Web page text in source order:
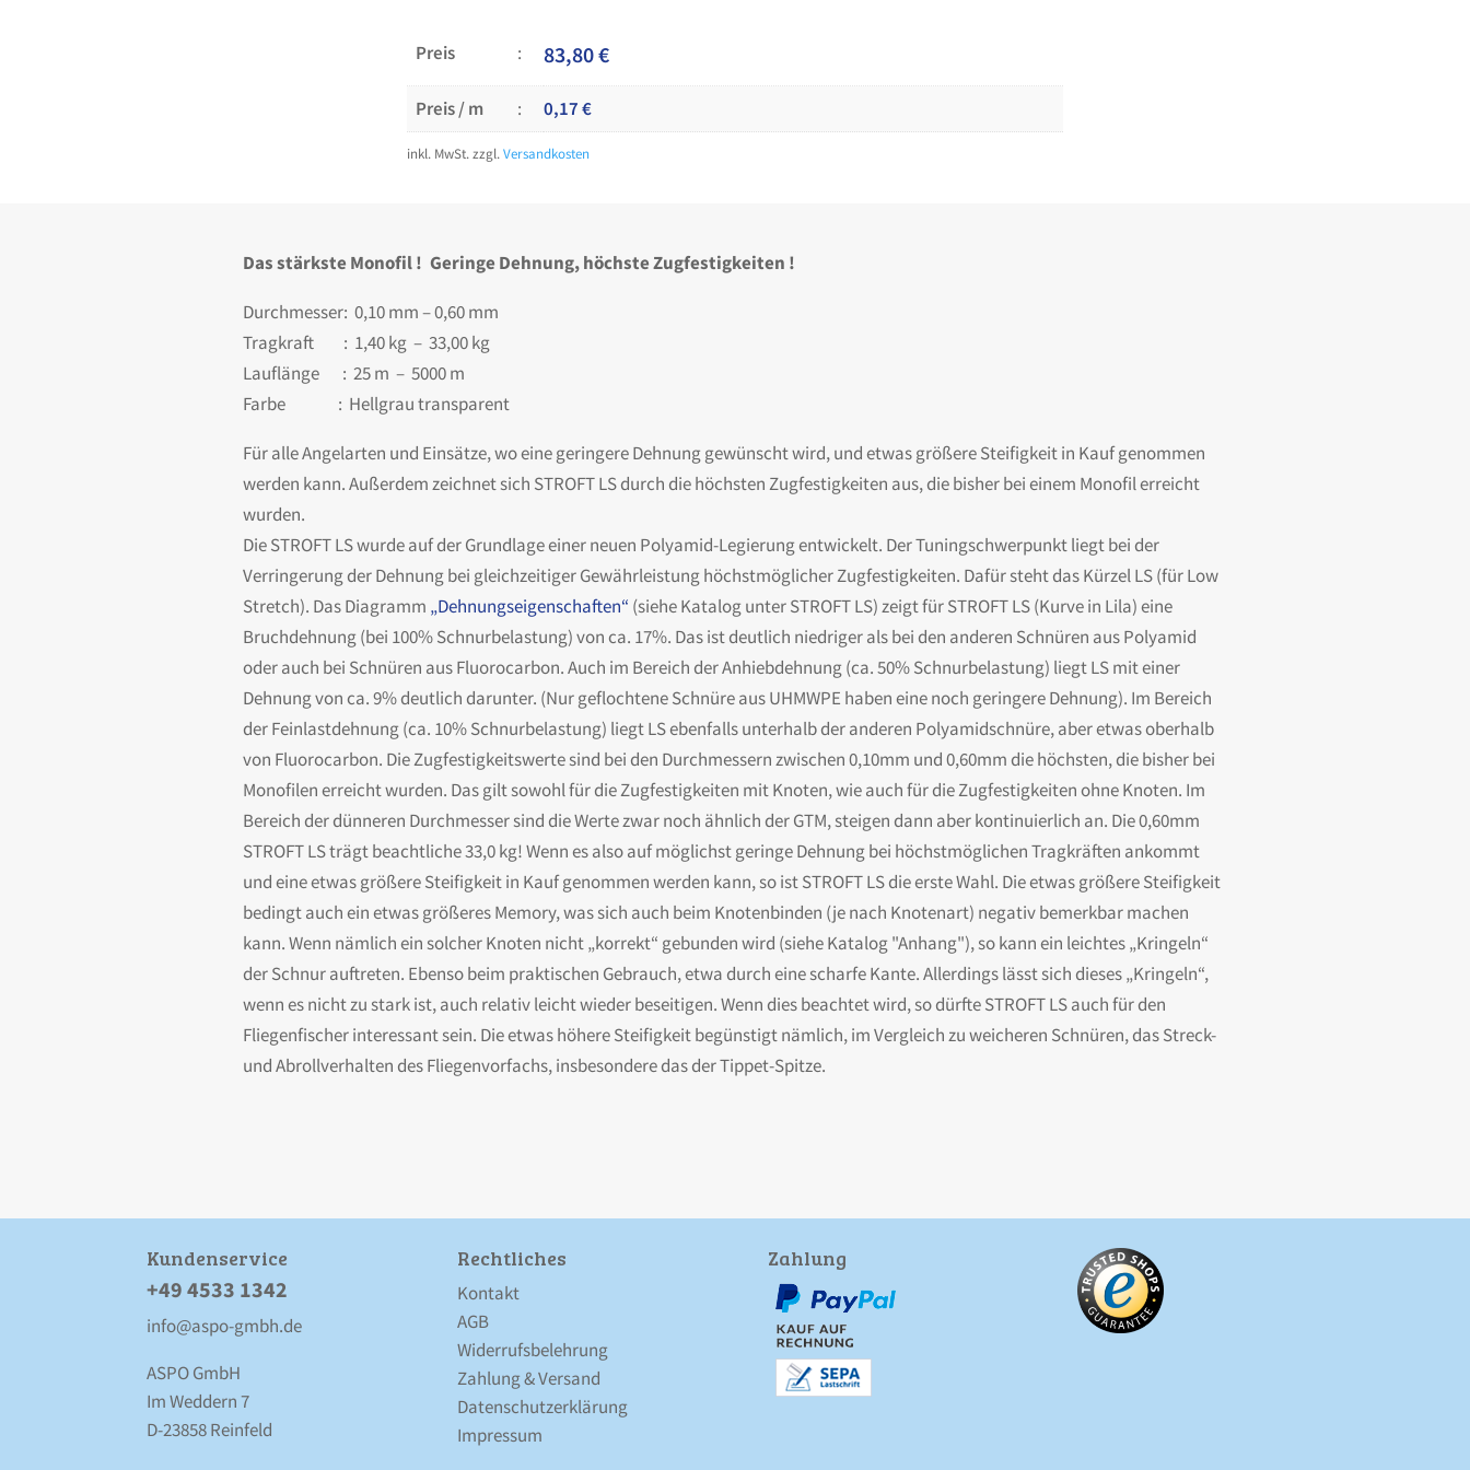
Preis 83,80€
Preis / m 0,17€
inkl. MwSt. zzgl. Versandkosten
Das stärkste Monofil ! Geringe Dehnung, höchste Zugfestigkeiten !
Durchmesser: 0,10 mm – 0,60 mm
Tragkraft : 1,40 kg – 33,00 kg
Lauflänge : 25 m – 5000 m
Farbe : Hellgrau transparent
Für alle Angelarten und Einsätze, wo eine geringere Dehnung gewünscht wird, und etwas größere Steifigkeit in Kauf genommen
werden kann. Außerdem zeichnet sich STROFT LS durch die höchsten Zugfestigkeiten aus, die bisher bei einem Monofil erreicht
wurden.
Die STROFT LS wurde auf der Grundlage einer neuen Polyamid-Legierung entwickelt. Der Tuningschwerpunkt liegt bei der
Verringerung der Dehnung bei gleichzeitiger Gewährleistung höchstmöglicher Zugfestigkeiten. Dafür steht das Kürzel LS (für Low
Stretch). Das Diagramm „Dehnungseigenschaften“ (siehe Katalog unter STROFT LS) zeigt für STROFT LS (Kurve in Lila) eine
Bruchdehnung (bei 100% Schnurbelastung) von ca. 17%. Das ist deutlich niedriger als bei den anderen Schnüren aus Polyamid
oder auch bei Schnüren aus Fluorocarbon. Auch im Bereich der Anhiebdehnung (ca. 50% Schnurbelastung) liegt LS mit einer
Dehnung von ca. 9% deutlich darunter. (Nur geflochtene Schnüre aus UHMWPE haben eine noch geringere Dehnung). Im Bereich
der Feinlastdehnung (ca. 10% Schnurbelastung) liegt LS ebenfalls unterhalb der anderen Polyamidschnüre, aber etwas oberhalb
von Fluorocarbon. Die Zugfestigkeitswerte sind bei den Durchmessern zwischen 0,10mm und 0,60mm die höchsten, die bisher bei
Monofilen erreicht wurden. Das gilt sowohl für die Zugfestigkeiten mit Knoten, wie auch für die Zugfestigkeiten ohne Knoten. Im
Bereich der dünneren Durchmesser sind die Werte zwar noch ähnlich der GTM, steigen dann aber kontinuierlich an. Die 0,60mm
STROFT LS trägt beachtliche 33,0 kg! Wenn es also auf möglichst geringe Dehnung bei höchstmöglichen Tragkräften ankommt
und eine etwas größere Steifigkeit in Kauf genommen werden kann, so ist STROFT LS die erste Wahl. Die etwas größere Steifigkeit
bedingt auch ein etwas größeres Memory, was sich auch beim Knotenbinden (je nach Knotenart) negativ bemerkbar machen
kann. Wenn nämlich ein solcher Knoten nicht „korrekt“ gebunden wird (siehe Katalog "Anhang"), so kann ein leichtes „Kringeln“
der Schnur auftreten. Ebenso beim praktischen Gebrauch, etwa durch eine scharfe Kante. Allerdings lässt sich dieses „Kringeln“,
wenn es nicht zu stark ist, auch relativ leicht wieder beseitigen. Wenn dies beachtet wird, so dürfte STROFT LS auch für den
Fliegenfischer interessant sein. Die etwas höhere Steifigkeit begünstigt nämlich, im Vergleich zu weicheren Schnüren, das Streck-
und Abrollverhalten des Fliegenvorfachs, insbesondere das der Tippet-Spitze.
Kunden­service
+49 4533 1342
info@aspo-gmbh.de
ASPO GmbH
Im Weddern 7
D-23858 Reinfeld
Rechtliches
Kontakt
AGB
Widerrufsbelehrung
Zahlung & Versand
Datenschutz­erklärung
Impressum
Zahlung